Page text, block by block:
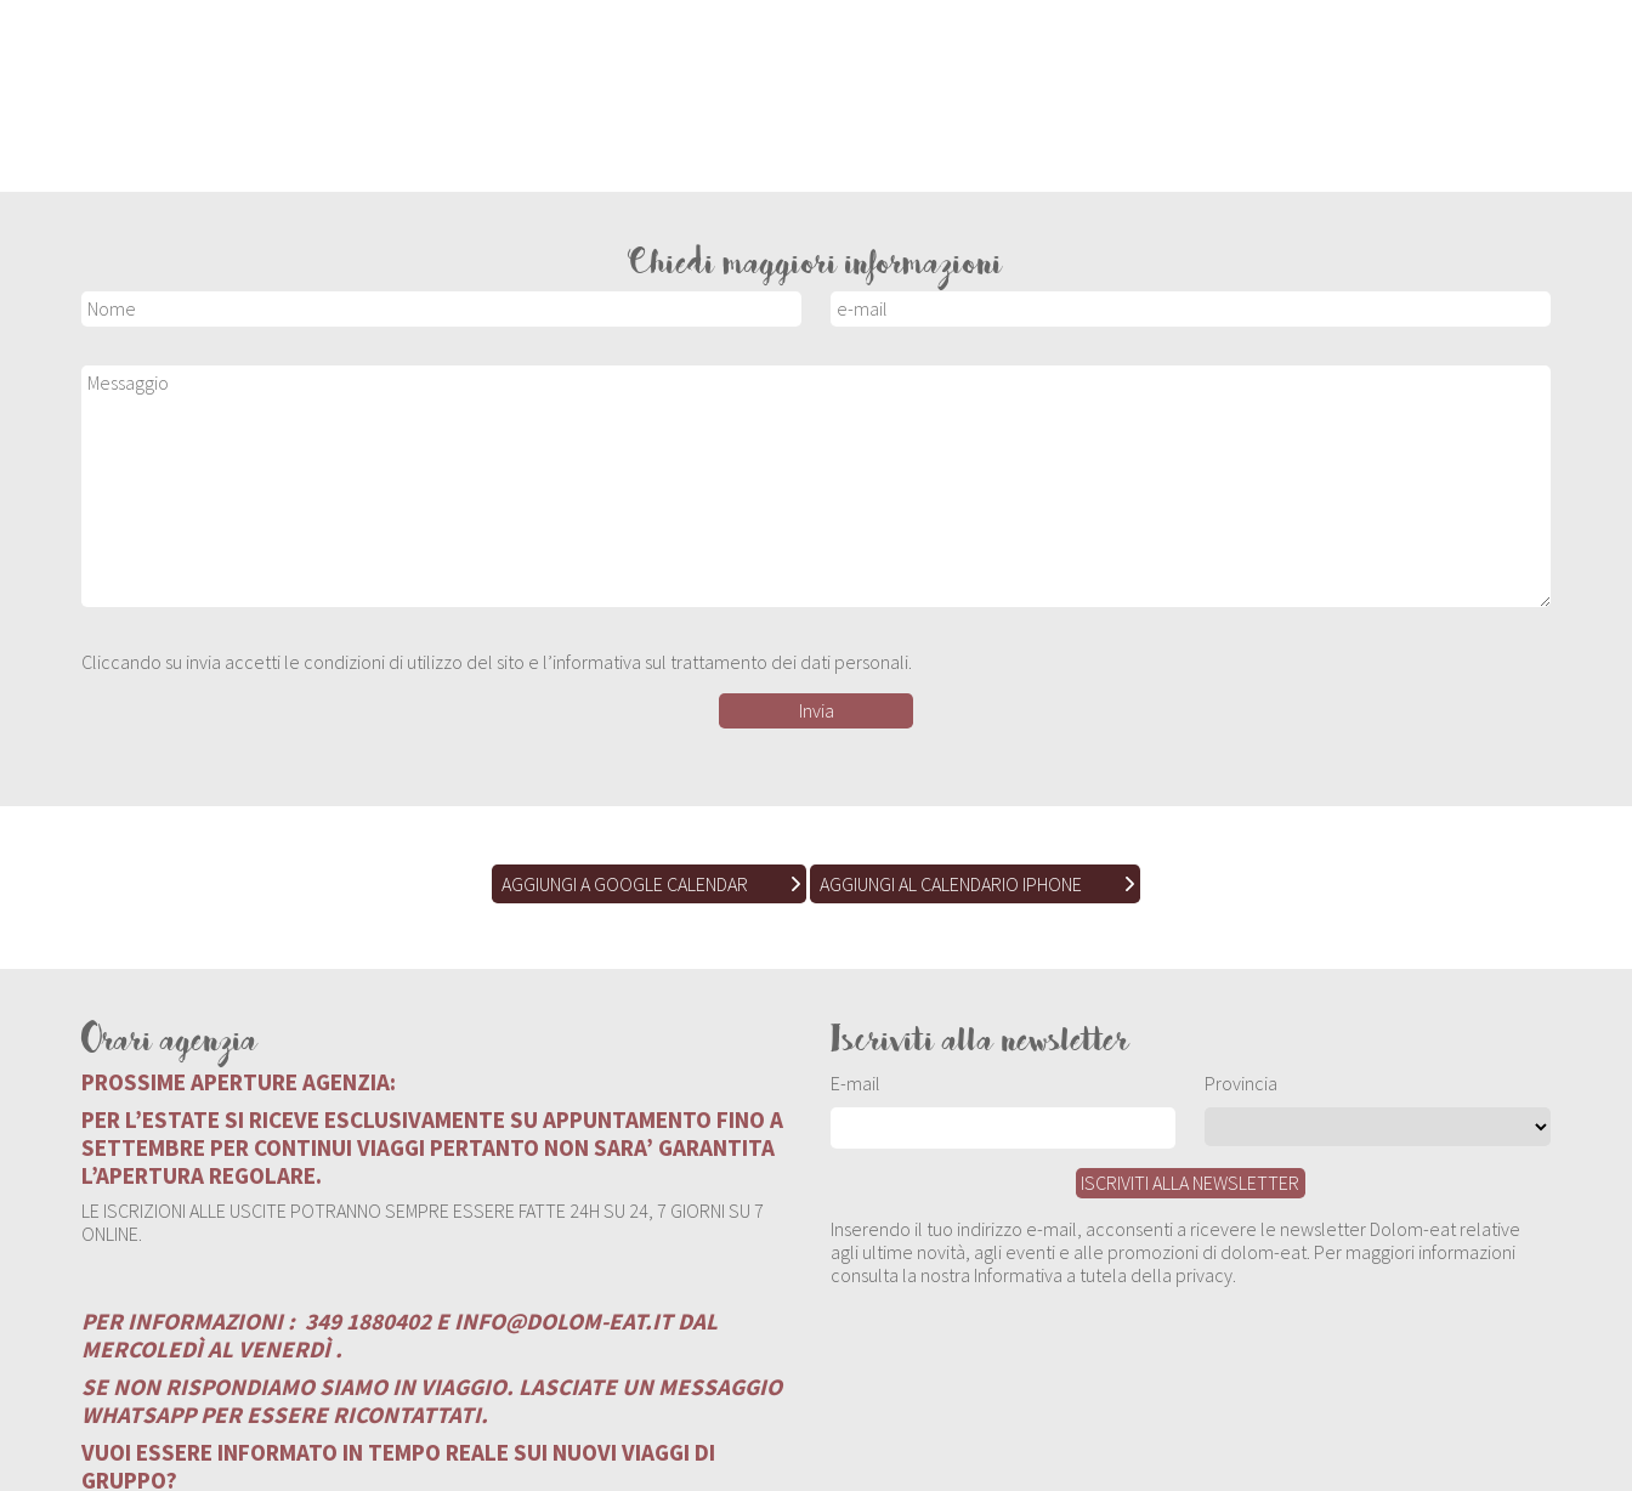
Chiedi maggiori informazioni
Cliccando su invia accetti le condizioni di utilizzo del sito e l’informativa sul trattamento dei dati personali.
AGGIUNGI A GOOGLE CALENDAR AGGIUNGI AL CALENDARIO IPHONE
Orari agenzia
PROSSIME APERTURE AGENZIA:
PER L’ESTATE SI RICEVE ESCLUSIVAMENTE SU APPUNTAMENTO FINO A
SETTEMBRE PER CONTINUI VIAGGI PERTANTO NON SARA’ GARANTITA
L’APERTURA REGOLARE.
LE ISCRIZIONI ALLE USCITE POTRANNO SEMPRE ESSERE FATTE 24H SU 24, 7 GIORNI SU 7
ONLINE.
PER INFORMAZIONI : 349 1880402 EINFO@DOLOM-EAT.ITDAL
MERCOLEDÌ AL VENERDÌ .
SE NON RISPONDIAMO SIAMO IN VIAGGIO. LASCIATE UN MESSAGGIO
WHATSAPP PER ESSERE RICONTATTATI.
VUOI ESSERE INFORMATO IN TEMPO REALE SUI NUOVI VIAGGI DI
GRUPPO?
Iscriviti alla newsletter
E-mail Provincia
Inserendo il tuo indirizzo e-mail, acconsenti a ricevere le newsletter Dolom-eat relative
agli ultime novità, agli eventi e alle promozioni di dolom-eat. Per maggiori informazioni
consulta la nostra Informativa a tutela della privacy.